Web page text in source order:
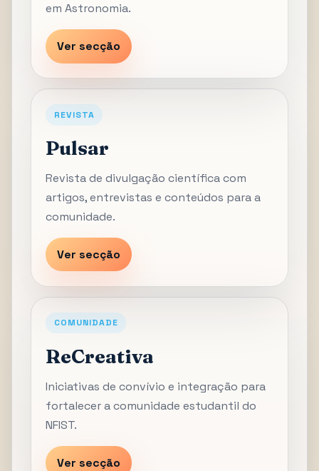
em Astronomia.
Ver secção
REVISTA
Pulsar
Revista de divulgação científica com
artigos, entrevistas e conteúdos para a
comunidade.
Ver secção
COMUNIDADE
ReCreativa
Iniciativas de convívio e integração para
fortalecer a comunidade estudantil do
NFIST.
Ver secção